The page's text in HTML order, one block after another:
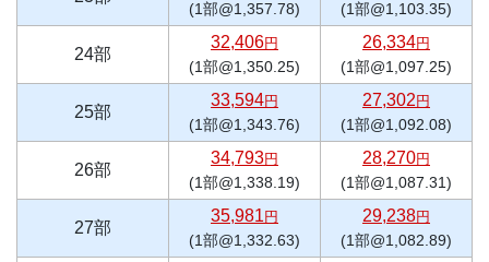
(1部@1,357.78) (1部@1,103.35)
24部
32,406円
(1部@1,350.25)
26,334円
(1部@1,097.25)
25部
33,594円
(1部@1,343.76)
27,302 円
(1部@1,092.08)
26部
34,793円
(1部@1,338.19)
28,270円
(1部@1,087.31)
27部
35,981 円
(1部@1,332.63)
29,238円
(1部@1,082.89)